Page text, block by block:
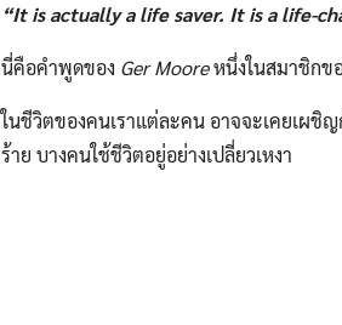
“It is actually a life saver. It is a life-
นี่คือคำพูดของ Ger Mooreหนึ่งในสมาชิกข
ในชีวิตของคนเราแต่ละคน อาจจะเคยเผ
ร้าย บางคนใช้ชีวิตอยู่อย่างเปลี่ยวเหงา